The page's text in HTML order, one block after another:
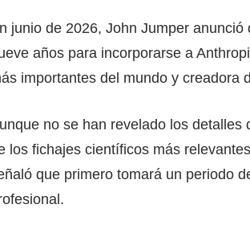
junio de 2026, John Jumper
años para incorporarse a
importantes del mundo y creadora
no se han revelado los
los fichajes científicos más
que primero tomará un periodo